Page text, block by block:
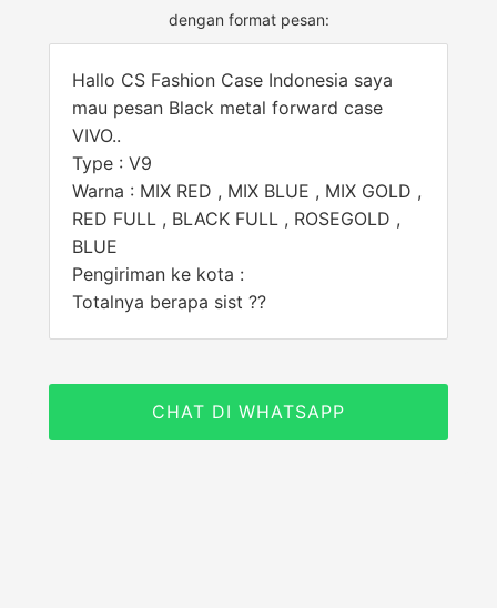
dengan format pesan:
Hallo CS Fashion Case Indonesia saya
mau pesan Black metal forward case
VIVO..
Type : V9
Warna : MIX RED , MIX BLUE , MIX GOLD ,
RED FULL , BLACK FULL , ROSEGOLD ,
BLUE
Pengiriman ke kota :
Totalnya berapa sist ??
CHAT DI WHATSAPP